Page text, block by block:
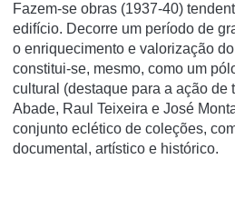
Fazem-se obras (1937-40)
edifício. Decorre um período de
o enriquecimento e valorização
constitui-se, mesmo, como um
cultural (destaque para a ação de
Abade, Raul Teixeira e José
conjunto eclético de coleções,
documental, artístico e histórico.